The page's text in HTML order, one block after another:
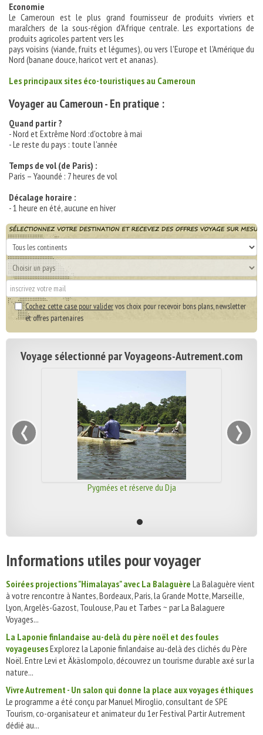
Economie
Le Cameroun est le plus grand fournisseur de produits vivriers et
maraîchers de la sous-région d'Afrique centrale. Les exportations de
produits agricoles partent vers les
pays voisins (viande, fruits et légumes), ou vers l'Europe et l'Amérique du
Nord (banane douce, haricot vert et ananas).
Les principaux sites éco-touristiques au Cameroun
Voyager au Cameroun - En pratique :
Quand partir ?
- Nord et Extrême Nord :d'octobre à mai
- Le reste du pays : toute l'année
Temps de vol (de Paris) :
Paris – Yaoundé : 7 heures de vol
Décalage horaire :
- 1 heure en été, aucune en hiver
Cochez cette case pour validervos choix pour recevoir bons plans, newsletter
et offres partenaires
Voyage sélectionné par Voyageons-Autrement.com
Pygmées et réserve du Dja
‹ ›
Informations utiles pour voyager
Soirées projections "Himalayas" avec La Balaguère La Balaguère vient
à votre rencontre à Nantes, Bordeaux, Paris, la Grande Motte, Marseille,
Lyon, Argelès-Gazost, Toulouse, Pau et Tarbes ~ par La Balaguere
Voyages...
La Laponie finlandaise au-delà du père noël et des foules
voyageusesExplorez la Laponie finlandaise au-delà des clichés du Père
Noël. Entre Levi et Äkäslompolo, découvrez un tourisme durable axé sur la
nature...
Vivre Autrement - Un salon qui donne la place aux voyages éthiques
Le programme a été conçu par Manuel Miroglio, consultant de SPE
Tourism, co-organisateur et animateur du 1er Festival Partir Autrement
dédié au...